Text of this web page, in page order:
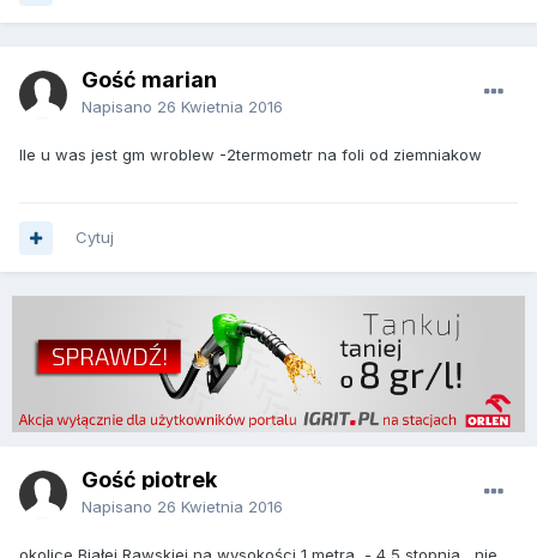
Gość marian
Napisano 26 Kwietnia 2016
Ile u was jest gm wroblew -2termometr na foli od ziemniakow
Cytuj
Gość piotrek
Napisano 26 Kwietnia 2016